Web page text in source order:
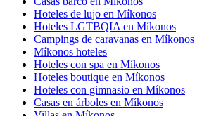
Hoteles de lujo en Míkonos
Hoteles LGTBQIA en Míkonos
Campings de caravanas en Míkonos
Míkonos hoteles
Hoteles con spa en Míkonos
Hoteles boutique en Míkonos
Hoteles con gimnasio en Míkonos
Casas en árboles en Míkonos